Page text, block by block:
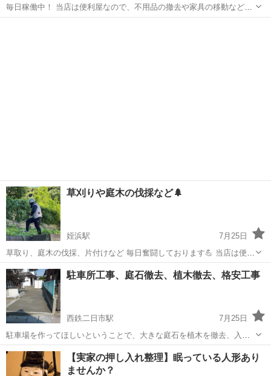
毎日稼働中！ 当店は便利屋なので、不用品の撤去や家具の移動など
様々な頼み事と一緒に草刈りのご依頼をいただくことが多いです💪 も
草刈りや庭木の伐採など🌲
姪浜駅
7月25日
草取り、庭木の伐採、片付けなど 毎日奮闘しております💪 当店は便利
屋なので様々なお困りごともまとめてご依頼いただけます✨ ↓ホームペ
ージ↓ https://y-itoshima.crayonsite.net ーーーーー...
福岡 糸島市 姪浜駅 草刈り 墓参り
駐車所工事、庭石徹去、植木徹去、格安工事
西鉄二日市駅
7月25日
駐車場を作ってほしいということで、大きな庭石を植木を徹去、入り
口のブロック塀を壊し、残土を出し駐車場を作りました、駐車場工事
でお悩みの方は格安工事の工事屋コウチャンにご相談くださいね
福岡 筑紫野市 西鉄二日市駅 その他
【実家の押し入れ整理】眠っている人形あり
ませんか？